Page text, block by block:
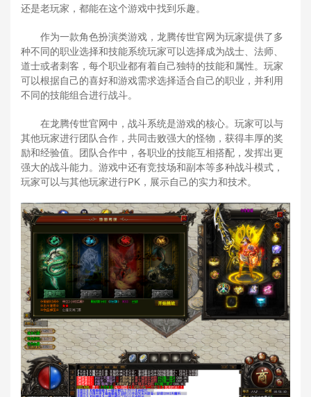
还是老玩家，都能在这个游戏中找到乐趣。
作为一款角色扮演类游戏，龙腾传世官网为玩家提供了多
种不同的职业选择和技能系统玩家可以选择成为战士、法师、
道士或者刺客，每个职业都有着自己独特的技能和属性。玩家
可以根据自己的喜好和游戏需求选择适合自己的职业，并利用
不同的技能组合进行战斗。
在龙腾传世官网中，战斗系统是游戏的核心。玩家可以与
其他玩家进行团队合作，共同击败强大的怪物，获得丰厚的奖
励和经验值。团队合作中，各职业的技能互相搭配，发挥出更
强大的战斗能力。游戏中还有竞技场和副本等多种战斗模式，
玩家可以与其他玩家进行PK，展示自己的实力和技术。